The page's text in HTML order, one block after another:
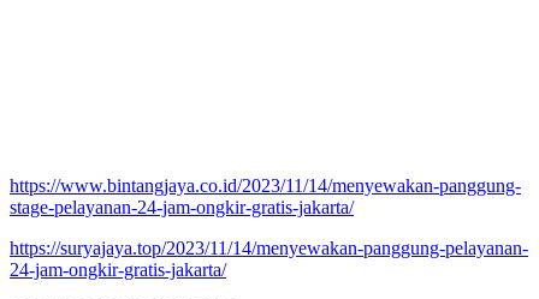
https://www.bintangjaya.co.id/2023/11/14/menyewakan-panggung-
stage-pelayanan-24-jam-ongkir-gratis-jakarta/
https://suryajaya.top/2023/11/14/menyewakan-panggung-pelayanan-
24-jam-ongkir-gratis-jakarta/